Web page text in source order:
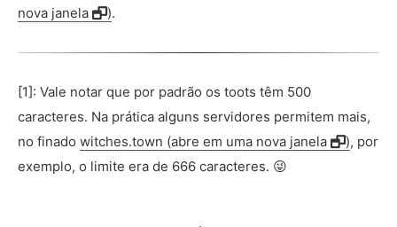
nova janela
).
[1]: Vale notar que por padrão os toots têm 500
caracteres. Na prática alguns servidores permitem mais,
no finado witches.town (abre em uma nova janela ), por
exemplo, o limite era de 666 caracteres. 😜